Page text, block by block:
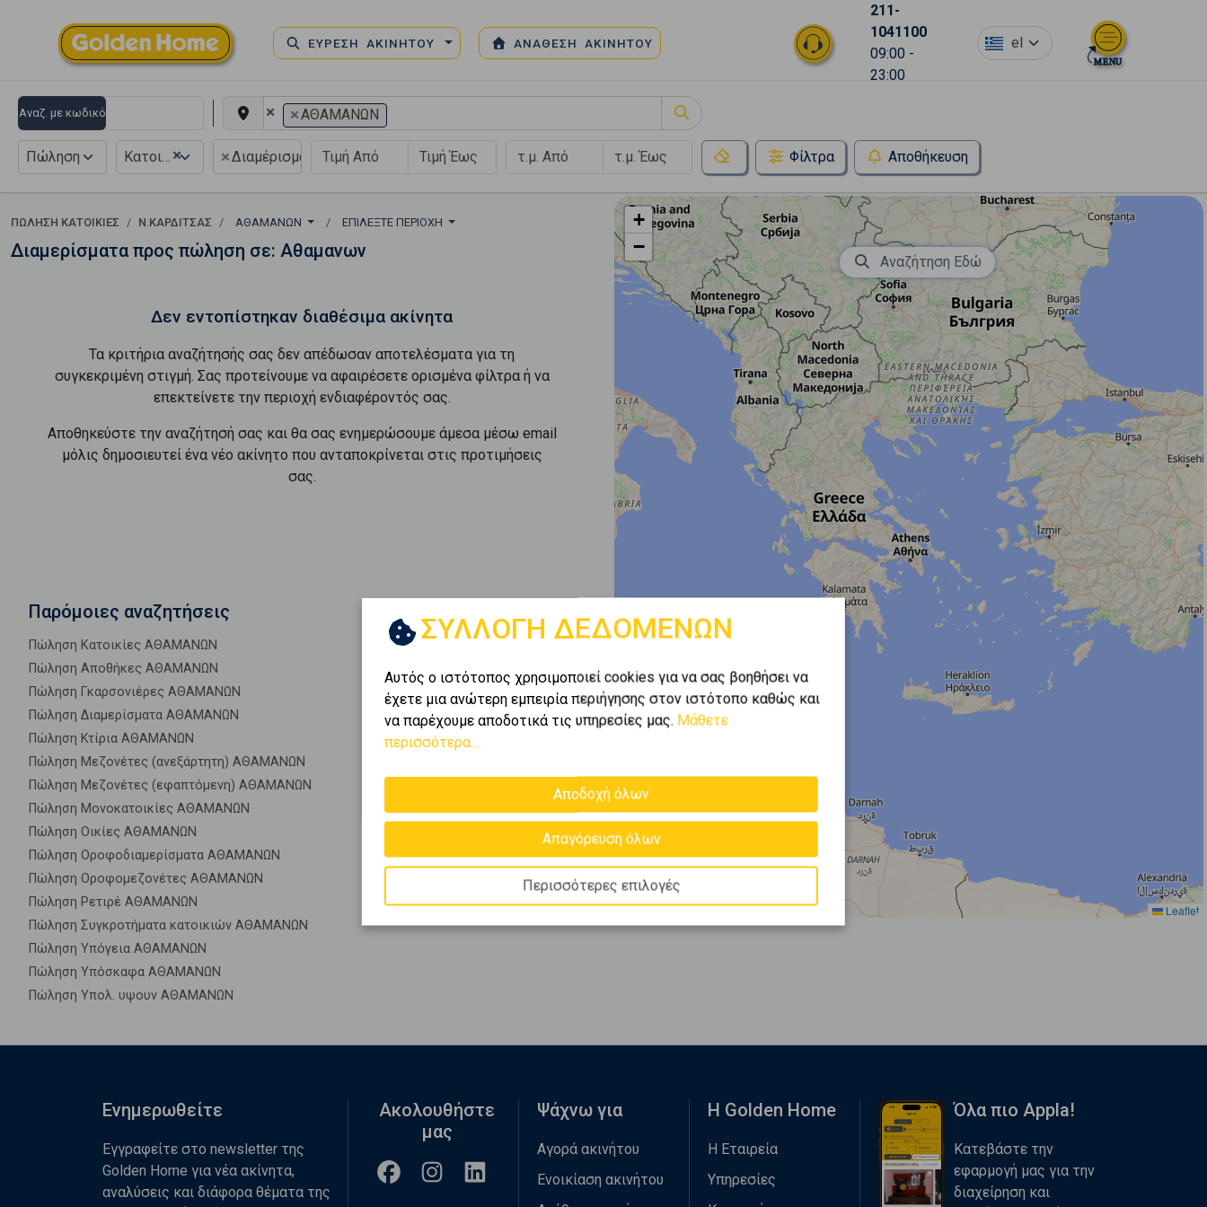
ΕΥΡΕΣΗ ΑΚΙΝΗΤΟΥ ΑΝΑΘΕΣΗ ΑΚΙΝΗΤΟΥ
211-
1041100
09:00 -
23:00
el
Αναζ. με κωδικό × ×ΑΘΑΜΑΝΩΝ
Πώληση ×
Κατοικία ×Διαμέρισμα Φίλτρα Αποθήκευση
ΠΏΛΗΣΗ ΚΑΤΟΙΚΊΕΣ Ν.ΚΑΡΔΙΤΣΑΣ ΑΘΑΜΑΝΩΝ ΕΠΙΛΈΞΤΕ ΠΕΡΙΟΧΉ
Διαμερίσματα προς πώληση σε: Αθαμανων
Δεν εντοπίστηκαν διαθέσιμα ακίνητα
Τα κριτήρια αναζήτησής σας δεν απέδωσαν αποτελέσματα για τη
συγκεκριμένη στιγμή. Σας προτείνουμε να αφαιρέσετε ορισμένα φίλτρα ή να
επεκτείνετε την περιοχή ενδιαφέροντός σας.
Αποθηκεύστε την αναζήτησή σας και θα σας ενημερώσουμε άμεσα μέσω email
μόλις δημοσιευτεί ένα νέο ακίνητο που ανταποκρίνεται στις προτιμήσεις
σας.
Παρόμοιες αναζητήσεις
Πώληση Κατοικίες ΑΘΑΜΑΝΩΝ
Πώληση Αποθήκες ΑΘΑΜΑΝΩΝ
Πώληση Γκαρσονιέρες ΑΘΑΜΑΝΩΝ
Πώληση Διαμερίσματα ΑΘΑΜΑΝΩΝ
Πώληση Κτίρια ΑΘΑΜΑΝΩΝ
Πώληση Μεζονέτες (ανεξάρτητη) ΑΘΑΜΑΝΩΝ
Πώληση Μεζονέτες (εφαπτόμενη) ΑΘΑΜΑΝΩΝ
Πώληση Μονοκατοικίες ΑΘΑΜΑΝΩΝ
Πώληση Οικίες ΑΘΑΜΑΝΩΝ
Πώληση Οροφοδιαμερίσματα ΑΘΑΜΑΝΩΝ
Πώληση Οροφομεζονέτες ΑΘΑΜΑΝΩΝ
Πώληση Ρετιρέ ΑΘΑΜΑΝΩΝ
Πώληση Συγκροτήματα κατοικιών ΑΘΑΜΑΝΩΝ
Πώληση Υπόγεια ΑΘΑΜΑΝΩΝ
Πώληση Υπόσκαφα ΑΘΑΜΑΝΩΝ
Πώληση Υπολ. υψουν ΑΘΑΜΑΝΩΝ
+
−
Leaflet
Αναζήτηση Εδώ
ΣΥΛΛΟΓΗ ΔΕΔΟΜΕΝΩΝ
Αυτός ο ιστότοπος χρησιμοποιεί cookies για να σας βοηθήσει να
έχετε μια ανώτερη εμπειρία περιήγησης στον ιστότοπο καθώς και
να παρέχουμε αποδοτικά τις υπηρεσίες μας. Μάθετε
περισσότερα...
Αποδοχή όλων
Απαγόρευση όλων
Περισσότερες επιλογές
Ενημερωθείτε
Εγγραφείτε στο newsletter της
Golden Home για νέα ακίνητα,
αναλύσεις και διάφορα θέματα της
Ακολουθήστε
μας
Ψάχνω για
Αγορά ακινήτου
Ενοικίαση ακινήτου
Η Golden Home
Η Εταιρεία
Υπηρεσίες
Όλα πιο Appla!
Κατεβάστε την
εφαρμογή μας για την
διαχείρηση και